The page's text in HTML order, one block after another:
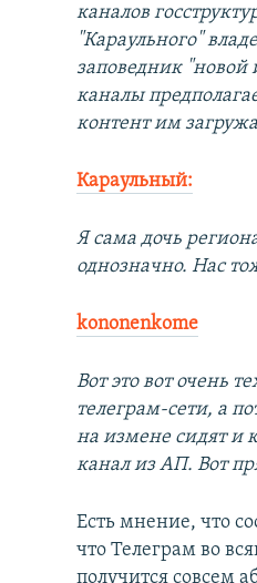
каналов
"Караульного"
заповедник "новой
каналы
контент им
Караульный:
Я сама дочь
однозначно. Нас
kononenkome
Вот это вот очень
телеграм-сети, а
на измене сидят и
канал из АП. Вот
Есть мнение, что
что Телеграм во
получится совсем